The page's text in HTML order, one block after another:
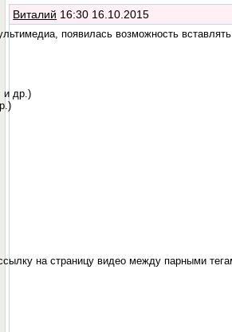
Виталий 16:30 16.10.2015
появилась возможность
и др.)
на страницу видео между парными